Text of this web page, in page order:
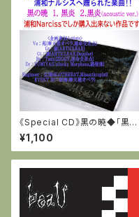
《Special CD》黒の暁◆「黒炎」
(ナルシスへの寄贈楽曲/2020
年8月発売)
¥1,100